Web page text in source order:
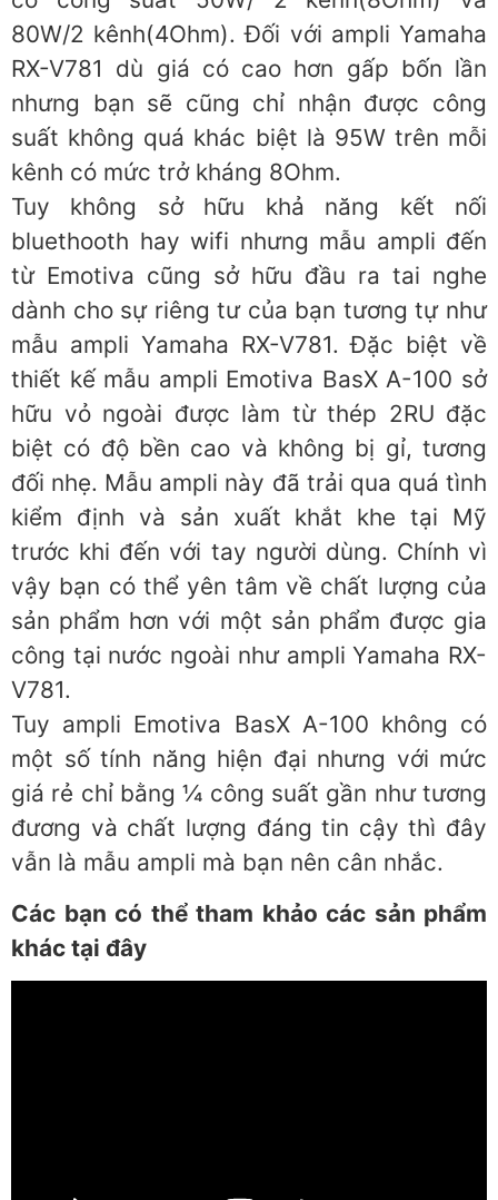
80W/2 kênh(4Ohm). Đối với ampli Yamaha
RX-V781 dù giá có cao hơn gấp bốn lần
nhưng bạn sẽ cũng chỉ nhận được công
suất không quá khác biệt là 95W trên mỗi
kênh có mức trở kháng 8Ohm.
Tuy không sở hữu khả năng kết nối
bluethooth hay wifi nhưng mẫu ampli đến
từ Emotiva cũng sở hữu đầu ra tai nghe
dành cho sự riêng tư của bạn tương tự như
mẫu ampli Yamaha RX-V781. Đặc biệt về
thiết kế mẫu ampli Emotiva BasX A-100 sở
hữu vỏ ngoài được làm từ thép 2RU đặc
biệt có độ bền cao và không bị gỉ, tương
đối nhẹ. Mẫu ampli này đã trải qua quá tình
kiểm định và sản xuất khắt khe tại Mỹ
trước khi đến với tay người dùng. Chính vì
vậy bạn có thể yên tâm về chất lượng của
sản phẩm hơn với một sản phẩm được gia
công tại nước ngoài như ampli Yamaha RX-
V781.
Tuy ampli Emotiva BasX A-100 không có
một số tính năng hiện đại nhưng với mức
giá rẻ chỉ bằng ¼ công suất gần như tương
đương và chất lượng đáng tin cậy thì đây
vẫn là mẫu ampli mà bạn nên cân nhắc.
Các bạn có thể tham khảo các sản phẩm
khác tại đây